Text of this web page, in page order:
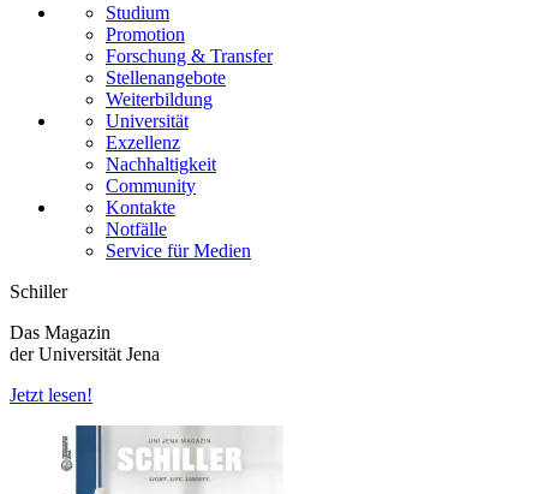
Studium
Promotion
Forschung & Transfer
Stellenangebote
Weiterbildung
Universität
Exzellenz
Nachhaltigkeit
Community
Kontakte
Notfälle
Service für Medien
Schiller
Das Magazin
der Universität Jena
Jetzt lesen!